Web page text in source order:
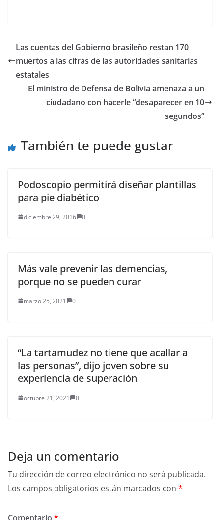
Ante esta situación, los
llamado de alerta y
prevención por…
Las cuentas del Gobierno brasileño restan 170
muertos a las cifras de las autoridades sanitarias
estatales
El ministro de Defensa de Bolivia amenaza a un
ciudadano con hacerle “desaparecer en 10
segundos”
También te puede gustar
Podoscopio permitirá diseñar plantillas
para pie diabético
diciembre 29, 2016 0
Más vale prevenir las demencias,
porque no se pueden curar
marzo 25, 2021 0
“La tartamudez no tiene que acallar a
las personas”, dijo joven sobre su
experiencia de superación
octubre 21, 2021 0
Deja un comentario
Tu dirección de correo electrónico no será publicada.
Los campos obligatorios están marcados con *
Comentario *